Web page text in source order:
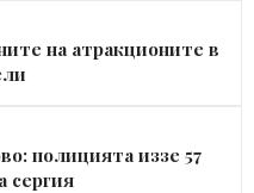
на атракционите в
полицията иззе 57
сергия